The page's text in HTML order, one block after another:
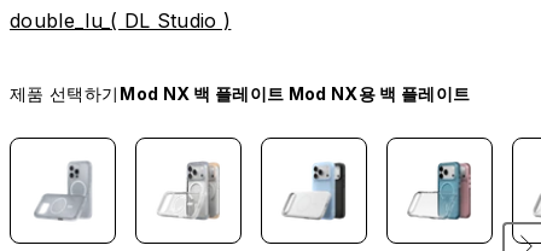
double_lu_( DL Studio )
제품 선택하기 Mod NX 백 플레이트 Mod NX용 백 플레이트